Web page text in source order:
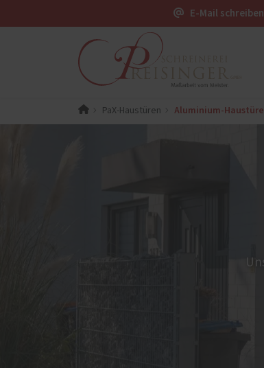
E-Mail schreiben
PaX-Fenster
PaX-Haustüren Aluminium-